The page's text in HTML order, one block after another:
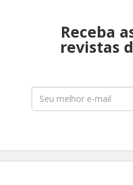
Receba
revistas